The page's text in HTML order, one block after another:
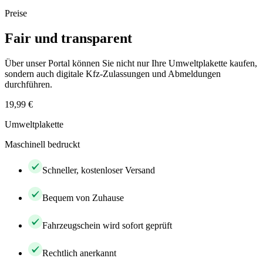
Preise
Fair und transparent
Über unser Portal können Sie nicht nur Ihre Umweltplakette kaufen,
sondern auch digitale Kfz-Zulassungen und Abmeldungen
durchführen.
19,99 €
Umweltplakette
Maschinell bedruckt
Schneller, kostenloser Versand
Bequem von Zuhause
Fahrzeugschein wird sofort geprüft
Rechtlich anerkannt